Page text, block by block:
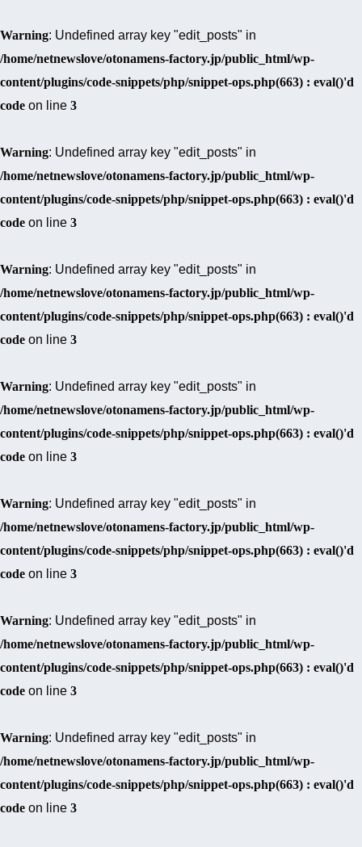
Warning: Undefined array key "edit_posts" in
/home/netnewslove/otonamens-factory.jp/public_html/wp-
content/plugins/code-snippets/php/snippet-ops.php(663) : eval()'d
code on line 3
Warning: Undefined array key "edit_posts" in
/home/netnewslove/otonamens-factory.jp/public_html/wp-
content/plugins/code-snippets/php/snippet-ops.php(663) : eval()'d
code on line 3
Warning: Undefined array key "edit_posts" in
/home/netnewslove/otonamens-factory.jp/public_html/wp-
content/plugins/code-snippets/php/snippet-ops.php(663) : eval()'d
code on line 3
Warning: Undefined array key "edit_posts" in
/home/netnewslove/otonamens-factory.jp/public_html/wp-
content/plugins/code-snippets/php/snippet-ops.php(663) : eval()'d
code on line 3
Warning: Undefined array key "edit_posts" in
/home/netnewslove/otonamens-factory.jp/public_html/wp-
content/plugins/code-snippets/php/snippet-ops.php(663) : eval()'d
code on line 3
Warning: Undefined array key "edit_posts" in
/home/netnewslove/otonamens-factory.jp/public_html/wp-
content/plugins/code-snippets/php/snippet-ops.php(663) : eval()'d
code on line 3
Warning: Undefined array key "edit_posts" in
/home/netnewslove/otonamens-factory.jp/public_html/wp-
content/plugins/code-snippets/php/snippet-ops.php(663) : eval()'d
code on line 3